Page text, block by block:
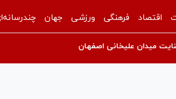
اقتصاد فرهنگی ورزشی جهان
میدان علیخانی اصفهان